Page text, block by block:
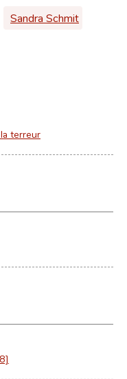
Sandra Schmit
terreur